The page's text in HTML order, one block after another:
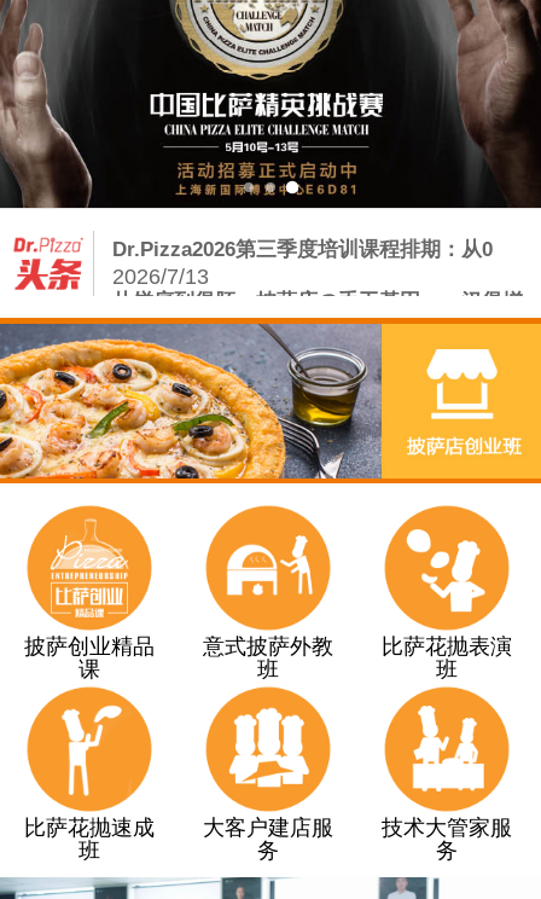
2026/7/13
从饼底到堡胚：披萨店の手工基因——汉堡增
2026/8/5
披萨店如何借力手工汉堡炸鸡，打赢存量争夺
2026/7/23
复刻正宗拿坡里，从读懂这会呼吸的面团开始
2026/7/20
Dr.Pizza2026第三季度培训课程排期：从0
2026/7/13
从饼底到堡胚：披萨店の手工基因——汉堡增
量密码
2026/8/5
披萨创业精品
课
意式披萨外教
班
比萨花抛表演
班
比萨花抛速成
班
大客户建店服
务
技术大管家服
务